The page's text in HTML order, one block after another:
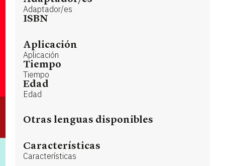
Adaptador/es
ISBN
Aplicación
Aplicación
Tiempo
Tiempo
Edad
Edad
Otras lenguas disponibles
Características
Características